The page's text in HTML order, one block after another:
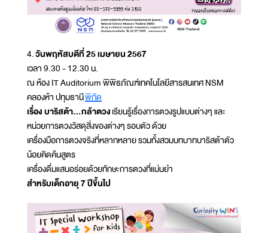
4.วันพฤหัสบดีที่ 25 เมษายน 2567
เวลา 9.30 - 12.30 น.
ณ ห้อง IT Auditorium พิพิธภัณฑ์เทคโนโลยีสารสนเทศ NSM
คลองห้า ปทุมธานีพิกัด
เรื่อง บาริสต้า...กล้าตวงเรียนรู้เรื่องการตวงรูปแบบต่างๆ และ
หน่วยการตวงวัสดุสิ่งของต่างๆ รอบตัว ด้วย
เครื่องมือการตวงจริงที่หลากหลาย รวมทั้งสวมบทบาทบาริสต้าตัว
น้อยคิดค้นสูตร
เครื่องดื่มแสนอร่อยด้วยทักษะการตวงที่แม่นยำ
สำหรับเด็กอายุ 7 ปีขึ้นไป